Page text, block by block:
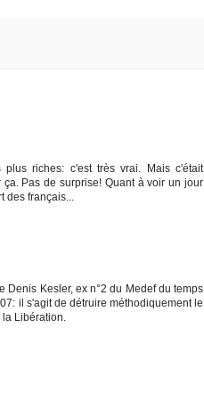
riches: c'est très vrai. Mais c'était
Pas de surprise! Quant à voir un jour
des français...
Denis Kesler, ex n°2 du Medef du temps
il s'agit de détruire méthodiquement le
la Libération.